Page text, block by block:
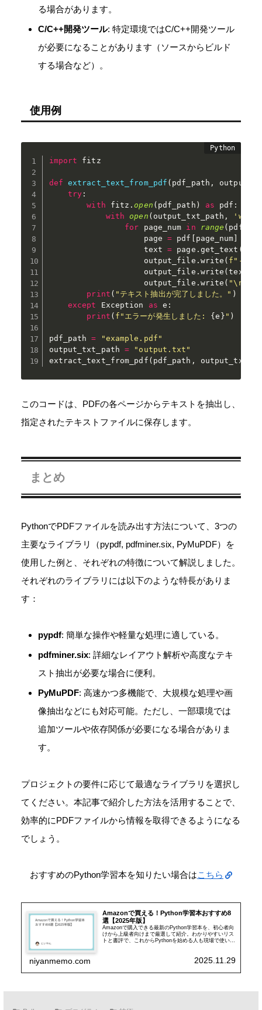
る場合があります。
C/C++開発ツール: 特定環境ではC/C++開発ツール
が必要になることがあります（ソースからビルド
する場合など）。
使用例
import fitz
def extract_text_from_pdf ( pdf_path ,
try :
with fitz .open ( pdf_path ) as pdf :
with
open ( output_txt_path , 'w'
for page_num in range ( pdf
                    page
= pdf page_num
                    text
= page . get_text (
                    output_file
. write ( f"---
                    output_file
. write (text
                    output_file
. write ( "\n\n"
print ( "テキスト抽出が完了しました。" )
except
Exception as e :
print ( f"エラーが発生しました: {e } " )
pdf_path =
"example.pdf"
output_txt_path =
"output.txt"
extract_text_from_pdf ( pdf_path ,
このコードは、PDFの各ページからテキストを抽出し、
指定されたテキストファイルに保存します。
まとめ
PythonでPDFファイルを読み出す方法について、3つの
主要なライブラリ（pypdf, pdfminer.six, PyMuPDF）を
使用した例と、それぞれの特徴について解説しました。
それぞれのライブラリには以下のような特長がありま
す：
pypdf: 簡単な操作や軽量な処理に適している。
pdfminer.six: 詳細なレイアウト解析や高度なテキ
スト抽出が必要な場合に便利。
PyMuPDF: 高速かつ多機能で、大規模な処理や画
像抽出などにも対応可能。ただし、一部環境では
追加ツールや依存関係が必要になる場合がありま
す。
プロジェクトの要件に応じて最適なライブラリを選択し
てください。本記事で紹介した方法を活用することで、
効率的にPDFファイルから情報を取得できるようになる
でしょう。
おすすめのPython学習本を知りたい場合はこちら
Amazonで買える！Python学習本おすすめ8
選【2025年版】
Amazonで購入できる最新のPython学習本を、初心者向
けから上級者向けまで厳選して紹介。わかりやすいリス
トと書評で、これからPythonを始める人も現場で使いた
niyanmemo.com 2025.11.29